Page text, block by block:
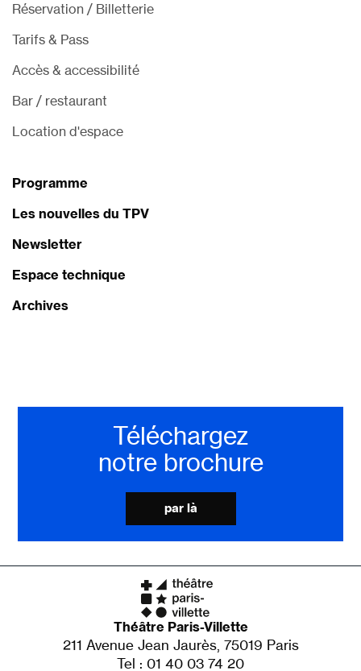
Réservation / Billetterie
Tarifs & Pass
Accès & accessibilité
Bar / restaurant
Location d'espace
Programme
Les nouvelles du TPV
Newsletter
Espace technique
Archives
Téléchargez
notre brochure
par là
Théâtre Paris-Villette
211 Avenue Jean Jaurès, 75019 Paris
Tel : 01 40 03 74 20